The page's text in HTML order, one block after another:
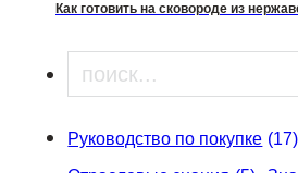
Как готовить на сковороде из
Поиск
Руководство по покупке (17)